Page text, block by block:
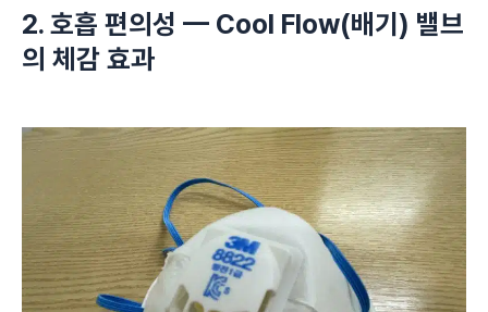
2. 호흡 편의성 — Cool Flow(배기) 밸브
의 체감 효과